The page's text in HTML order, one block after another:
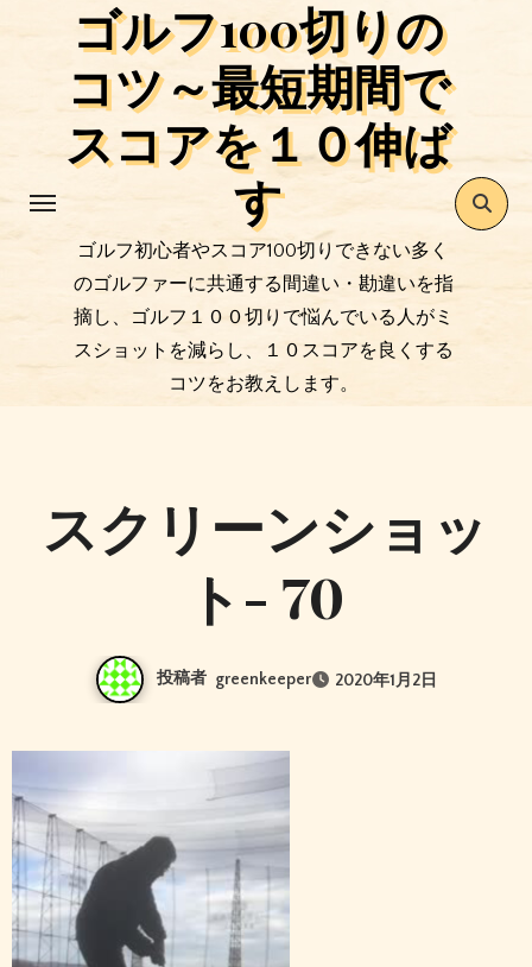
ゴルフ100切りの
コツ～最短期間で
スコアを１０伸ば
す
ゴルフ初心者やスコア100切りできない多く
のゴルファーに共通する間違い・勘違いを指
摘し、ゴルフ１００切りで悩んでいる人がミ
スショットを減らし、１０スコアを良くする
コツをお教えします。
スクリーンショッ
ト- 70
投稿者 greenkeeper 2020年1月2日